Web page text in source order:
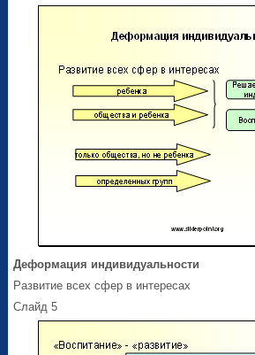
Деформация индивидуальности
Развитие всех сфер в интересах
Слайд 5